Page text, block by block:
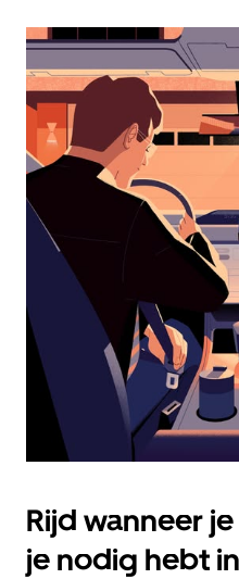
de
te
openen
een
datum
te
selecteren.
Druk
Escape
agenda
te
sluiten.
Rijd wanneer
je nodig hebt